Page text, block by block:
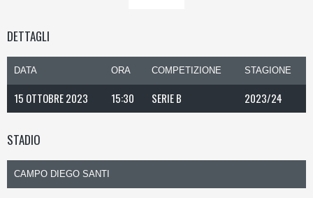
DETTAGLI
DATA ORA COMPETIZIONE STAGIONE
15 OTTOBRE 2023 15:30 SERIE B 2023/24
STADIO
CAMPO DIEGO SANTI